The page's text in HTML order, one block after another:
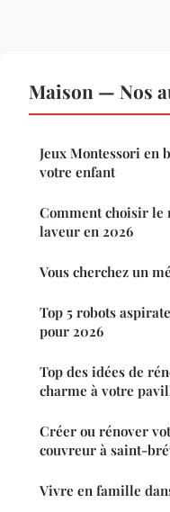
Maison — Nos
Jeux Montessori en
votre enfant
Comment choisir
laveur en 2026
Vous cherchez un
Top 5 robots
pour 2026
Top des idées de
charme à votre
Créer ou rénover
couvreur à saint-
Vivre en famille